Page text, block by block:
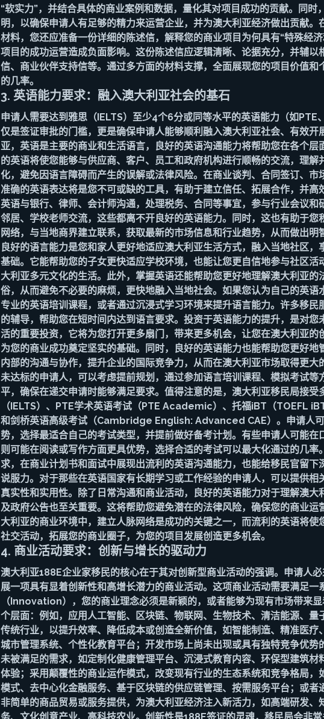
“软实力”，并结合具体的商业案例和数据，量化其对项目成功的贡献。同时
明，以确保申请人有足够的精力来运营企业，并为澳大利亚经济做出贡献。
材料，您还应准备一份详细的陈述信，解释您的商业项目为何具有“特殊经
项目的成功运营造成负面影响。这份陈述信应逻辑清晰、论据充分，并辅以
信、商业伙伴支持信等。通过多方面的材料支撑，全面展现您的项目价值和
的几率。
3. 英语能力要求：融入澳大利亚社会的基石
申请人需要达到雅思（IELTS）至少4个6分或同等水平的英语能力（如PTE
仅是签证审批的门槛，更是确保申请人能够顺利融入澳大利亚社会、有效开
亚，英语是主要的商业和生活语言，良好的英语沟通能力将帮助您在各个层
的英语将使您能够与供应商、客户、员工和政府机构进行顺畅的交流，理解
化，避免因语言障碍而产生的误解或法律风险。在商业谈判、合同签订、市
准确的英语表达将是您不可或缺的工具，有助于建立信任、拓展合作，并高
英语与银行、律师、会计师沟通，处理税务、合同等事宜，参与行业会议和
邻居、学校老师交流，这些都离不开良好的英语能力。同时，这也有助于您
网络，与当地商界建立联系，获取最新的市场信息和行业趋势，从而做出明
良好的语言能力是您和家人更好地适应澳大利亚生活方式，融入当地社区，
基础。它能帮助您的子女更快适应学校环境，也能让您更自信地参与社区活
大利亚多元文化的生活。此外，掌握英语还能帮助您更好地理解澳大利亚的
俗，从而避免不必要的麻烦，更快地融入当地社会。如果您认为自己的英语
专业的英语培训课程，或者通过沉浸式学习环境来提升语言能力。许多移民
的辅导，帮助您在短时间内达到语言要求。投资于英语能力的提升，是对您
活的重要投资，它将为您打开更多扇门，带来更多机会，让您在澳大利亚的
为您的商业成功奠定坚实的基础。同时，良好的英语能力也能帮助您更好地
内部的沟通与协作，提升企业的国际竞争力，从而在澳大利亚市场取得更大
未达标的申请人，可以考虑提前规划，通过参加语言培训课程、模拟考试等
平，确保在递交申请时能够满足要求。值得注意的是，澳大利亚移民局接受
（IELTS）、PTE学术英语考试（PTE Academic）、托福iBT（TOEFL
和剑桥英语高级考试（Cambridge English: Advanced CAE）。申请人
势，选择最适合自己的考试类型，并提前做好备考计划。有些申请人可能在
则可能在阅读或写作方面更具优势，选择合适的考试可以最大化通过的几率
求，在商业计划书和面试中展现出流利的英语沟通能力，也能给移民官留下
说服力。对于那些在英语国家有长期学习或工作经验的申请人，可以提供相
真实性和实用性。除了日常沟通和商业活动，良好的英语能力对于理解澳大
及政府公告也至关重要。这将帮助您避免潜在的法律风险，确保您的商业运
大利亚的商业环境中，建立人脉网络是成功的关键之一，而流利的英语将使
社交活动，拓展您的商业圈子，为您的项目发展创造更多机会。
4. 商业活动要求：创新与增长的驱动力
澳大利亚188E企业家移民的核心在于其对创新型商业活动的强调。申请人
展一项具有显着创新性和高增长潜力的商业活动。这项商业活动需要满足一
（Innovation），您的商业理念必须是新颖的，或者能够为现有市场带来
个层面：例如，应用人工智能、区块链、物联网、生物技术、清洁能源、量
传统行业，以提升效率、降低成本或创造全新价值，如智能制造、精准医疗
城市管理系统、个性化教育平台；开发市场上尚未出现或具有独特竞争优势
未被满足的需求，如定制化健康管理平台、沉浸式教育内容、环保型建筑材
体验；采用颠覆性的商业运作模式，改变现有行业的生态系统和竞争格局，
模式、去中心化金融服务、基于区块链的供应链管理、按需服务平台；或者
非简单的商品贸易或服务提供，为澳大利亚经济注入新活力，如高端研发、